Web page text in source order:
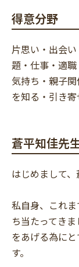
得意分野
片思い・出会
題・仕事・適
気持ち・親子
を知る・引き寄
蒼平知佳先
はじめまして、
私自身、これ
ち当たってき
をあげる為に
す。